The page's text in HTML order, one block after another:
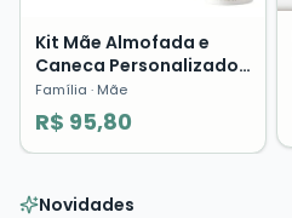
Kit Mãe Almofada e
Caneca Personalizado
com Foto Presente Dia
das Mães ❤️
Família · Mãe
R$ 95,80
Novidades